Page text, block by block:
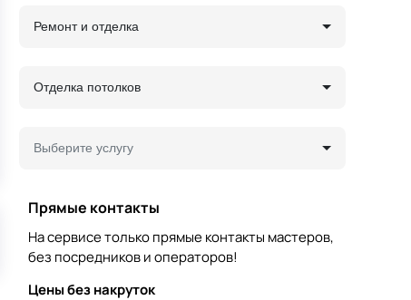
Ремонт и отделка
Отделка потолков
Выберите услугу
Прямые контакты
На сервисе только прямые контакты мастеров,
без посредников и операторов!
Цены без накруток